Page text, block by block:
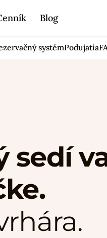
Blog
systémPodujatia
sedí